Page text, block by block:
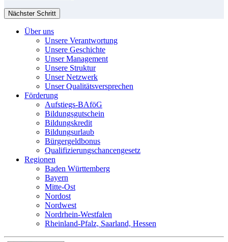
Nächster Schritt
Über uns
Unsere Verantwortung
Unsere Geschichte
Unser Management
Unsere Struktur
Unser Netzwerk
Unser Qualitätsversprechen
Förderung
Aufstiegs-BAföG
Bildungsgutschein
Bildungskredit
Bildungsurlaub
Bürgergeldbonus
Qualifizierungschancengesetz
Regionen
Baden Württemberg
Bayern
Mitte-Ost
Nordost
Nordwest
Nordrhein-Westfalen
Rheinland-Pfalz, Saarland, Hessen